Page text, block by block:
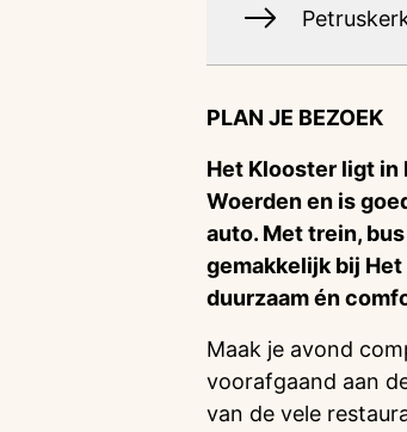
PLAN JE BEZOEK
Het Klooster ligt in
Woerden en is
auto. Met trein,
gemakkelijk bij
duurzaam én
Maak je avond
voorafgaand aan
van de vele